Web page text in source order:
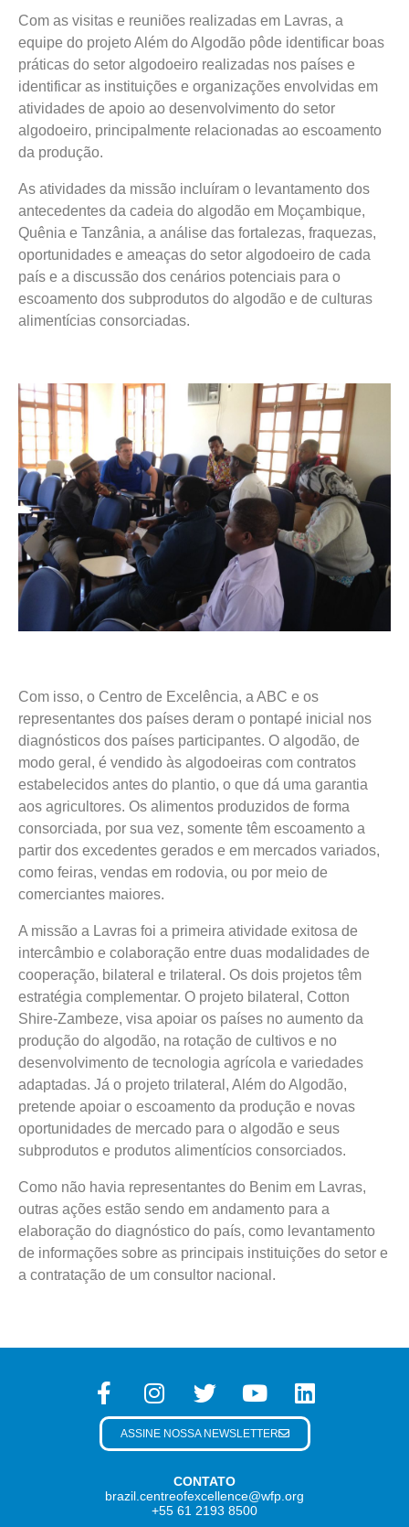
Com as visitas e reuniões realizadas em Lavras, a
equipe do projeto Além do Algodão pôde identificar boas
práticas do setor algodoeiro realizadas nos países e
identificar as instituições e organizações envolvidas em
atividades de apoio ao desenvolvimento do setor
algodoeiro, principalmente relacionadas ao escoamento
da produção.
As atividades da missão incluíram o levantamento dos
antecedentes da cadeia do algodão em Moçambique,
Quênia e Tanzânia, a análise das fortalezas, fraquezas,
oportunidades e ameaças do setor algodoeiro de cada
país e a discussão dos cenários potenciais para o
escoamento dos subprodutos do algodão e de culturas
alimentícias consorciadas.
Com isso, o Centro de Excelência, a ABC e os
representantes dos países deram o pontapé inicial nos
diagnósticos dos países participantes. O algodão, de
modo geral, é vendido às algodoeiras com contratos
estabelecidos antes do plantio, o que dá uma garantia
aos agricultores. Os alimentos produzidos de forma
consorciada, por sua vez, somente têm escoamento a
partir dos excedentes gerados e em mercados variados,
como feiras, vendas em rodovia, ou por meio de
comerciantes maiores.
A missão a Lavras foi a primeira atividade exitosa de
intercâmbio e colaboração entre duas modalidades de
cooperação, bilateral e trilateral. Os dois projetos têm
estratégia complementar. O projeto bilateral, Cotton
Shire-Zambeze, visa apoiar os países no aumento da
produção do algodão, na rotação de cultivos e no
desenvolvimento de tecnologia agrícola e variedades
adaptadas. Já o projeto trilateral, Além do Algodão,
pretende apoiar o escoamento da produção e novas
oportunidades de mercado para o algodão e seus
subprodutos e produtos alimentícios consorciados.
Como não havia representantes do Benim em Lavras,
outras ações estão sendo em andamento para a
elaboração do diagnóstico do país, como levantamento
de informações sobre as principais instituições do setor e
a contratação de um consultor nacional.
CONTATO
brazil.centreofexcellence@wfp.org
+55 61 2193 8500
ASSINE NOSSA NEWSLETTER